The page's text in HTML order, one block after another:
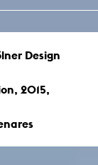
Design
2015,